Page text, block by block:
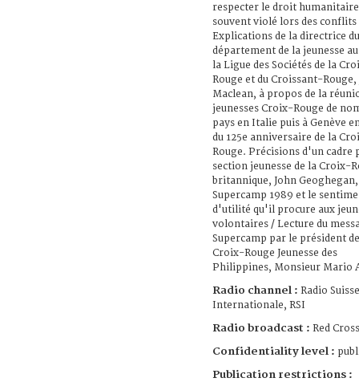
respecter le droit
souvent violé lors des conflits
Explications de la directrice du
département de la jeunesse
la Ligue des Sociétés de la
Rouge et du Croissant-Rouge,
Maclean, à propos de la
jeunesses Croix-Rouge de
pays en Italie puis à Genève
du 125e anniversaire de la
Rouge. Précisions d'un cadre
section jeunesse de la Croix-
britannique, John
Supercamp 1989 et le
d'utilité qu'il procure aux
volontaires / Lecture du
Supercamp par le président
Croix-Rouge Jeunesse des
Philippines, Monsieur Mario
Radio channel : Radio Suisse
Internationale, RSI
Radio broadcast : Red
Confidentiality level :
Publication restrictions :